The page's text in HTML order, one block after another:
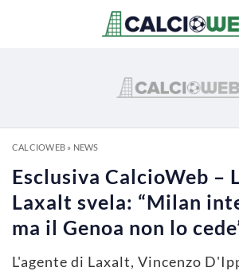
CALCIOWEB» NEWS
Esclusiva CalcioWeb –
Laxalt svela: “Milan
ma il Genoa non lo
L'agente di Laxalt, Vincenzo